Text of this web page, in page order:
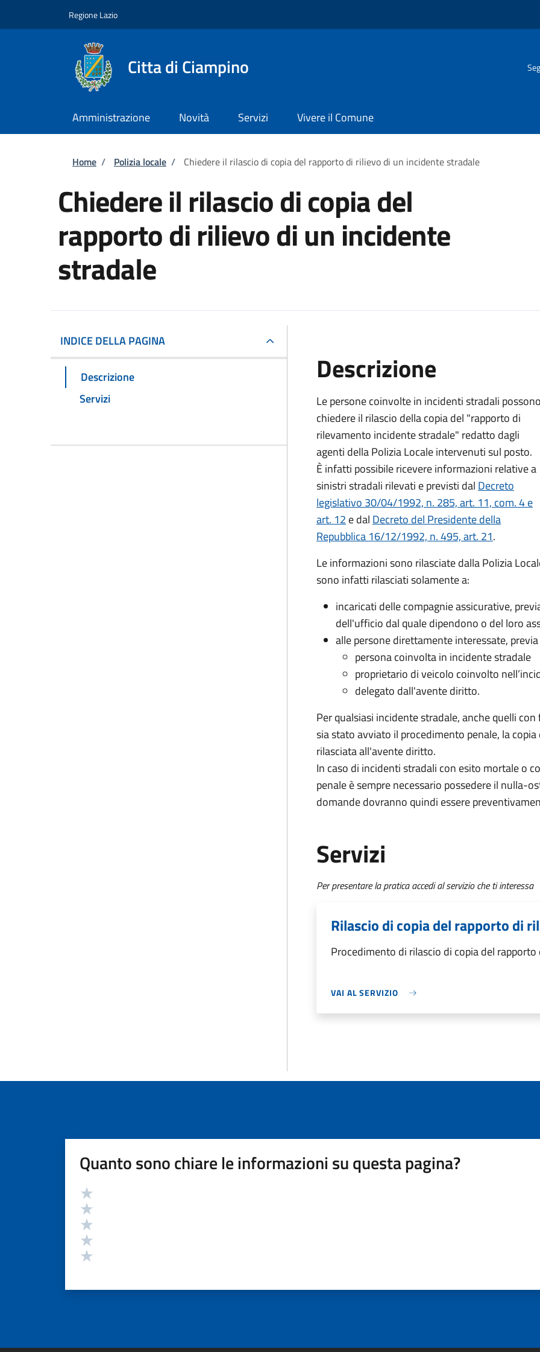
Regione Lazio
Citta di Ciampino
Amministrazione Novità Servizi Vivere il Comune
Briciole di pane
Home / Polizia locale / Chiedere il rilascio di copia del rapporto di rilievo di un incidente stradale
Chiedere il rilascio di copia del
rapporto di rilievo di un incidente
stradale
INDICE DELLA PAGINA
Descrizione
Servizi
Descrizione
Le persone coinvolte in incidenti stradali
chiedere il rilascio della copia del "rapporto di
rilevamento incidente stradale" redatto dagli
agenti della Polizia Locale intervenuti sul posto.
È infatti possibile ricevere informazioni relative a
sinistri stradali rilevati e previsti dal Decreto
legislativo 30/04/1992, n. 285, art. 11, com. 4 e
art. 12 e dal Decreto del Presidente della
Repubblica 16/12/1992, n. 495, art. 21.
Le informazioni sono rilasciate dalla Polizia
sono infatti rilasciati solamente a:
incaricati delle compagnie assicurative,
dell'ufficio dal quale dipendono o del loro
alle persone direttamente interessate,
persona coinvolta in incidente stradale
proprietario di veicolo coinvolto
delegato dall'avente diritto.
Per qualsiasi incidente stradale, anche quelli
sia stato avviato il procedimento penale, la
rilasciata all'avente diritto.
In caso di incidenti stradali con esito mortale o
penaleè sempre necessario possedere il nulla-
domande dovranno quindi essere
Servizi
Per presentare la pratica accedi al servizio che ti interessa
Rilascio di copia del rapporto di
Procedimento di rilascio di copia del
VAI AL SERVIZIO
Quanto sono chiare le informazioni su questa pagina?
Valutazione